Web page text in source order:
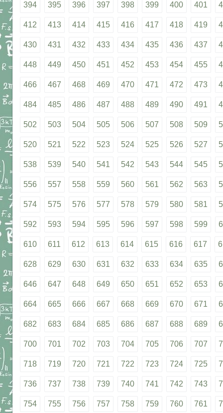
394 395 396 397 398 399 400 401
412 413 414 415 416 417 418 419
430 431 432 433 434 435 436 437
448 449 450 451 452 453 454 455
466 467 468 469 470 471 472 473
484 485 486 487 488 489 490 491
502 503 504 505 506 507 508 509
520 521 522 523 524 525 526 527
538 539 540 541 542 543 544 545
556 557 558 559 560 561 562 563
574 575 576 577 578 579 580 581
592 593 594 595 596 597 598 599
610 611 612 613 614 615 616 617
628 629 630 631 632 633 634 635
646 647 648 649 650 651 652 653
664 665 666 667 668 669 670 671
682 683 684 685 686 687 688 689
700 701 702 703 704 705 706 707
718 719 720 721 722 723 724 725
736 737 738 739 740 741 742 743
754 755 756 757 758 759 760 761